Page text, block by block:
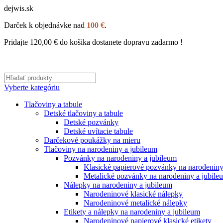
dejwis.sk
Darček k objednávke nad 100 €.
Pridajte 120,00 € do košika dostanete dopravu zadarmo !
Vyberte kategóriu
Tlačoviny a tabule
Detské tlačoviny a tabule
Detské pozvánky
Detské uvítacie tabule
Darčekové poukážky na mieru
Tlačoviny na narodeniny a jubileum
Pozvánky na narodeniny a jubileum
Klasické papierové pozvánky na
Metalické pozvánky na narodeniny a
Nálepky na narodeniny a jubileum
Narodeninové klasické nálepky
Narodeninové metalické nálepky
Etikety a nálepky na narodeniny a jubileum
Narodeninové papierové klasické etikety